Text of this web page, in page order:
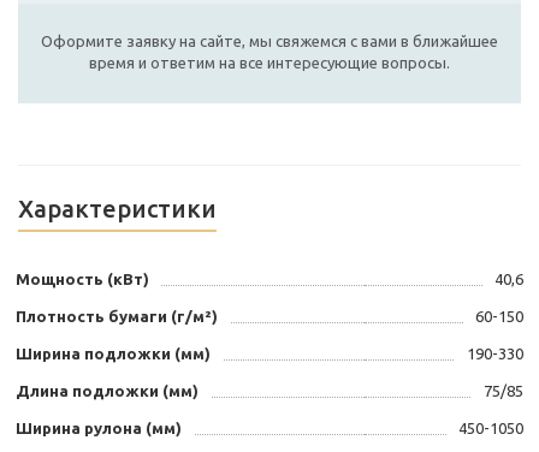
Оформите заявку на сайте, мы свяжемся с вами в ближайшее
время и ответим на все интересующие вопросы.
Характеристики
Мощность (кВт) 40,6
Плотность бумаги (г/м²) 60-150
Ширина подложки (мм) 190-330
Длина подложки (мм) 75/85
Ширина рулона (мм) 450-1050